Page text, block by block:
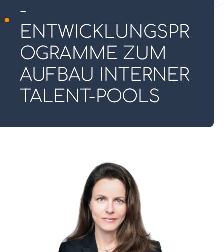
-
ENTWICKLUNGSPR
OGRAMME ZUM
AUFBAU INTERNER
TALENT-POOLS